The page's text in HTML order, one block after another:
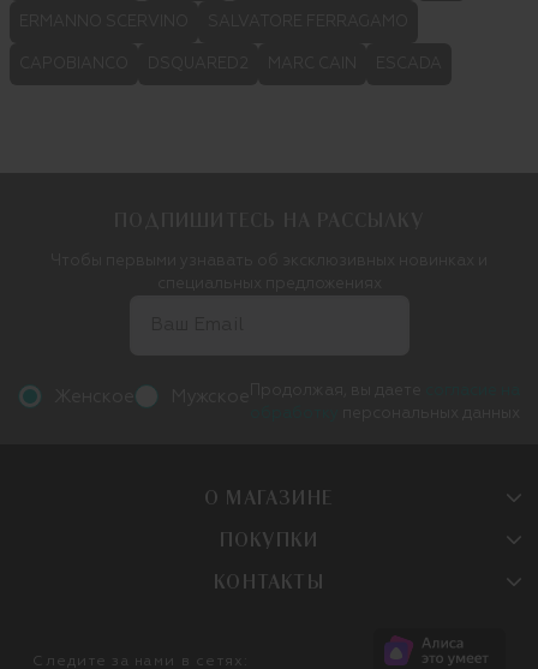
О МАГАЗИНЕ
ПОКУПКИ
КОНТАКТЫ
Следите за нами в сетях: